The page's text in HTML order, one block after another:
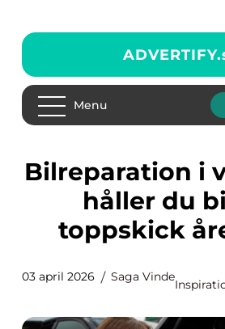
ADVERTIFY.
Menu
Bilreparation i vännäs så
håller du
toppskick
03 april 2026 Saga Vinde